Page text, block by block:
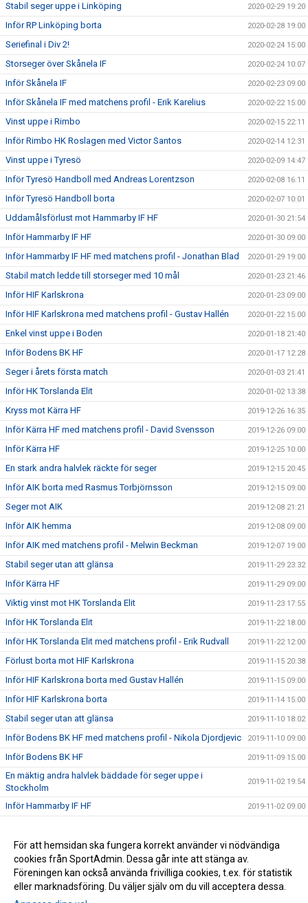
Stabil seger uppe i Linköping 2020-02-29 19:20
Inför RP Linköping borta 2020-02-28 19:00
Seriefinal i Div 2! 2020-02-24 15:00
Storseger över Skånela IF 2020-02-24 10:07
Inför Skånela IF 2020-02-23 09:00
Inför Skånela IF med matchens profil - Erik Karelius 2020-02-22 15:00
Vinst uppe i Rimbo 2020-02-15 22:11
Inför Rimbo HK Roslagen med Victor Santos 2020-02-14 12:31
Vinst uppe i Tyresö 2020-02-09 14:47
Inför Tyresö Handboll med Andreas Lorentzson 2020-02-08 16:11
Inför Tyresö Handboll borta 2020-02-07 10:01
Uddamålsförlust mot Hammarby IF HF 2020-01-30 21:54
Inför Hammarby IF HF 2020-01-30 09:00
Inför Hammarby IF HF med matchens profil - Jonathan Blad 2020-01-29 19:00
Stabil match ledde till storseger med 10 mål 2020-01-23 21:46
Inför HIF Karlskrona 2020-01-23 09:00
Inför HIF Karlskrona med matchens profil - Gustav Hallén 2020-01-22 15:00
Enkel vinst uppe i Boden 2020-01-18 21:40
Inför Bodens BK HF 2020-01-17 12:28
Seger i årets första match 2020-01-03 21:41
Inför HK Torslanda Elit 2020-01-02 13:38
Kryss mot Kärra HF 2019-12-26 16:35
Inför Kärra HF med matchens profil - David Svensson 2019-12-26 09:00
Inför Kärra HF 2019-12-25 10:00
En stark andra halvlek räckte för seger 2019-12-15 20:45
Inför AIK borta med Rasmus Torbjörnsson 2019-12-15 09:00
Seger mot AIK 2019-12-08 21:21
Inför AIK hemma 2019-12-08 09:00
Inför AIK med matchens profil - Melwin Beckman 2019-12-07 19:00
Stabil seger utan att glänsa 2019-11-29 23:32
Inför Kärra HF 2019-11-29 09:00
Viktig vinst mot HK Torslanda Elit 2019-11-23 17:55
Inför HK Torslanda Elit 2019-11-22 18:00
Inför HK Torslanda Elit med matchens profil - Erik Rudvall 2019-11-22 12:00
Förlust borta mot HIF Karlskrona 2019-11-15 20:38
Inför HIF Karlskrona borta med Gustav Hallén 2019-11-15 09:00
Inför HIF Karlskrona borta 2019-11-14 15:00
Stabil seger utan att glänsa 2019-11-10 18:02
Inför Bodens BK HF med matchens profil - Nikola Djordjevic 2019-11-10 09:00
Inför Bodens BK HF 2019-11-09 15:00
En mäktig andra halvlek bäddade för seger uppe i
Stockholm
2019-11-02 19:54
Inför Hammarby IF HF 2019-11-02 09:00
Inför Rimbo HK med matchens profil - Daniel Bergqvist 2019-10-17 11:40
Kryss mot Skånela 2019-10-16 14:37
För att hemsidan ska fungera korrekt använder vi nödvändiga
cookies från SportAdmin. Dessa går inte att stänga av.
Föreningen kan också använda frivilliga cookies, t.ex. för statistik
eller marknadsföring. Du väljer själv om du vill acceptera dessa.